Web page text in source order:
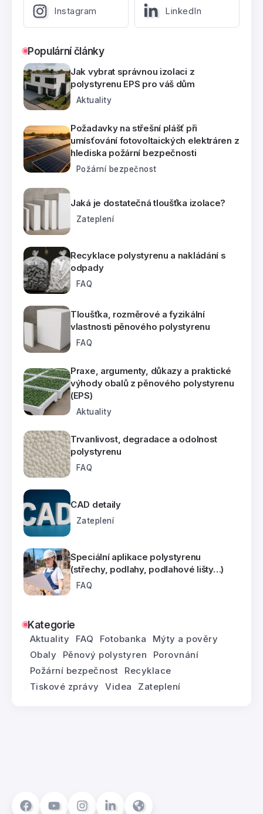
Instagram LinkedIn
Populární články
Jak vybrat správnou izolaci z
polystyrenu EPS pro váš dům
Aktuality
Požadavky na střešní plášť při
umísťování fotovoltaických elektráren z
hlediska požární bezpečnosti
Požární bezpečnost
Jaká je dostatečná tloušťka izolace?
Zateplení
Recyklace polystyrenu a nakládání s
odpady
FAQ
Tloušťka, rozměrové a fyzikální
vlastnosti pěnového polystyrenu
FAQ
Praxe, argumenty, důkazy a praktické
výhody obalů z pěnového polystyrenu
(EPS)
Aktuality
Trvanlivost, degradace a odolnost
polystyrenu
FAQ
CAD detaily
Zateplení
Speciální aplikace polystyrenu
(střechy, podlahy, podlahové lišty…)
FAQ
Kategorie
Aktuality FAQ Fotobanka
Mýty a pověry
Obaly
Pěnový polystyren
Porovnání
Požární bezpečnost
Recyklace
Tiskové zprávy
Videa Zateplení